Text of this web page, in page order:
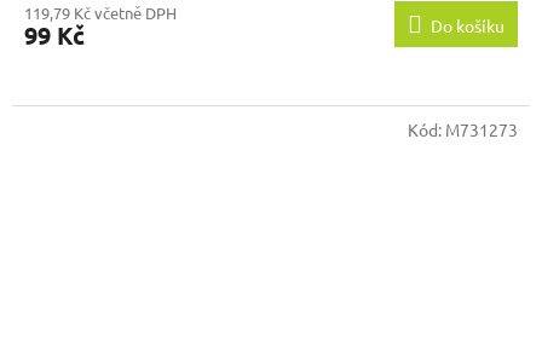
119,79 Kč včetně DPH
99 Kč Do košíku
Kód: M731273